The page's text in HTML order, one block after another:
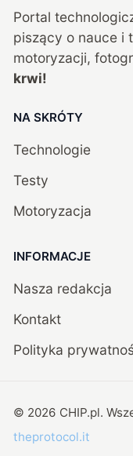
Portal
piszący o nauce i
motoryzacji,
krwi!
NA SKRÓTY
Technologie
Testy
Motoryzacja
INFORMACJE
Nasza redakcja
Kontakt
Polityka
© 2026 CHIP.pl.
theprotocol.it